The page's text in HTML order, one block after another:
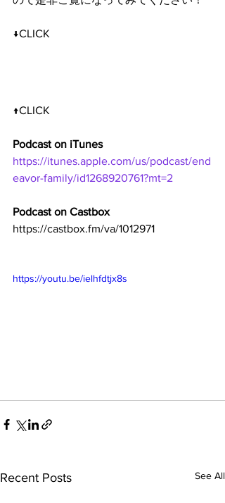
↓CLICK
↑CLICK
Podcast on iTunes
https://itunes.apple.com/us/podcast/end
eavor-family/id1268920761?mt=2
Podcast on Castbox
https://castbox.fm/va/1012971
https://youtu.be/ielhfdtjx8s
Recent Posts See All